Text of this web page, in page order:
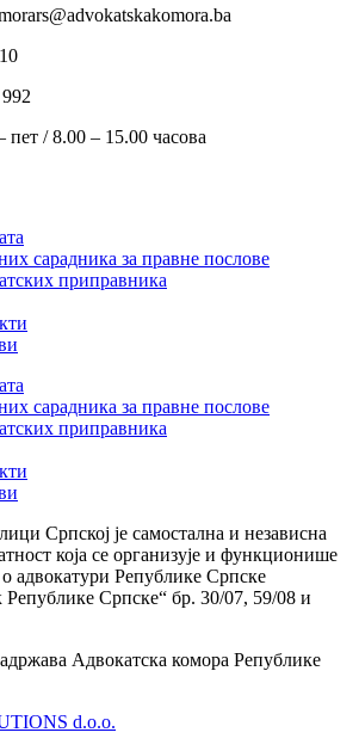
пет / 8.00 – 15.00 часова
сарадника за правне послове
приправника
сарадника за правне послове
приправника
Српској је самостална и независна
која се организује и функционише
адвокатури Републике Српске
Српске“ бр. 30/07, 59/08 и
Адвокатска комора Републике
d.o.o.